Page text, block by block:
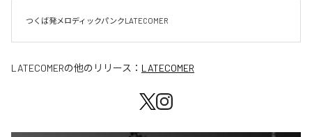
LATECOMERの他のリリース： LATECOMER